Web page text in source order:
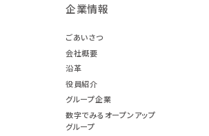
企業情報
ごあいさつ
会社概要
沿革
役員紹介
グループ企業
数字でみるオープンアップ
グループ